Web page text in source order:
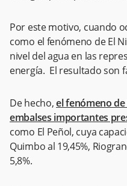
Por este motivo, cuando
como el fenómeno de El
nivel del agua en las
energía. El resultado son
De hecho,el fenómeno
embalses importantes
como El Peñol, cuya
Quimbo al 19,45%,
5,8%.